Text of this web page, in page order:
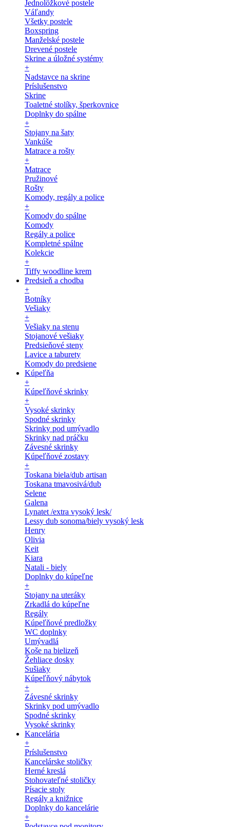
Jednolôžkové postele
Váľandy
Všetky postele
Boxspring
Manželské postele
Drevené postele
Skrine a úložné systémy
+
Nadstavce na skrine
Príslušenstvo
Skrine
Toaletné stolíky, šperkovnice
Doplnky do spálne
+
Stojany na šaty
Vankúše
Matrace a rošty
+
Matrace
Pružinové
Rošty
Komody, regály a police
+
Komody do spálne
Komody
Regály a police
Kompletné spálne
Kolekcie
+
Tiffy woodline krem
Predsieň a chodba
+
Botníky
Vešiaky
+
Vešiaky na stenu
Stojanové vešiaky
Predsieňové steny
Lavice a taburety
Komody do predsiene
Kúpeľňa
+
Kúpeľňové skrinky
+
Vysoké skrinky
Spodné skrinky
Skrinky pod umývadlo
Skrinky nad práčku
Závesné skrinky
Kúpeľňové zostavy
+
Toskana biela/dub artisan
Toskana tmavosivá/dub
Selene
Galena
Lynatet /extra vysoký lesk/
Lessy dub sonoma/biely vysoký lesk
Henry
Olivia
Keit
Kiara
Natali - biely
Doplnky do kúpeľne
+
Stojany na uteráky
Zrkadlá do kúpeľne
Regály
Kúpeľňové predložky
WC doplnky
Umývadlá
Koše na bielizeň
Žehliace dosky
Sušiaky
Kúpeľňový nábytok
+
Závesné skrinky
Skrinky pod umývadlo
Spodné skrinky
Vysoké skrinky
Kancelária
+
Príslušenstvo
Kancelárske stoličky
Herné kreslá
Stohovateľné stoličky
Písacie stoly
Regály a knižnice
Doplnky do kancelárie
+